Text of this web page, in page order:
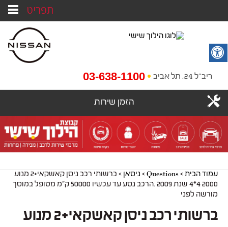
03-638-1100 ריב"ל 24, תל אביב
הזמן שירות
עמוד הבית>
Questions
> ניסאן >
ברשותי רכב ניסן קאשקאי+2 מנוע
2000 4*4 שנת 2009 .הרכב נסע עד עכשיו 50000 ק"מ מטופל במוסך
מורשה לפני
ברשותי רכב ניסן קאשקאי+2 מנוע
תפריט